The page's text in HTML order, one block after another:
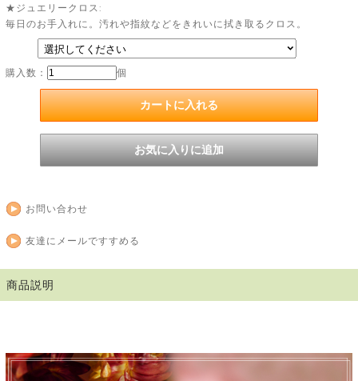
★ジュエリークロス:
毎日のお手入れに。汚れや指紋などをきれいに拭き取るクロス。
購入数： 個
お問い合わせ
友達にメールですすめる
商品説明